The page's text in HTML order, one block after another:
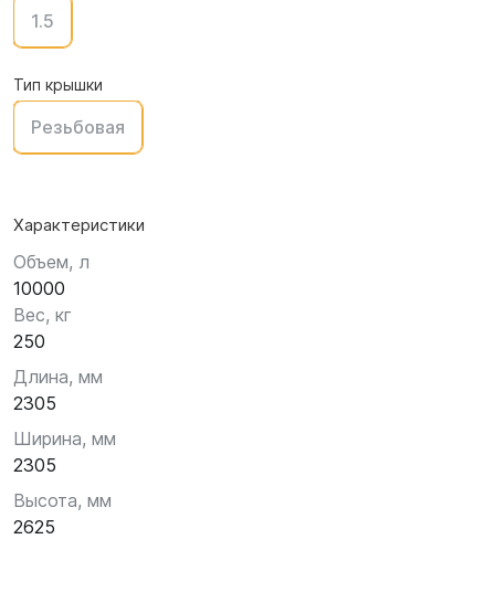
1.5
Тип крышки
Резьбовая
Характеристики
Объем, л
10000
Вес, кг
250
Длина, мм
2305
Ширина, мм
2305
Высота, мм
2625